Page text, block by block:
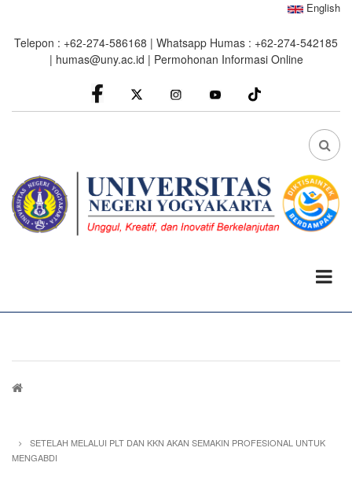
main
English
Telepon : +62-274-586168 | Whatsapp Humas : +62-274-542185
| humas@uny.ac.id | Permohonan Informasi Online
facebook
Instagram youtube
FA
Breadcrumb
SETELAH MELALUI PLT DAN KKN AKAN SEMAKIN PROFESIONAL UNTUK
MENGABDI
0%